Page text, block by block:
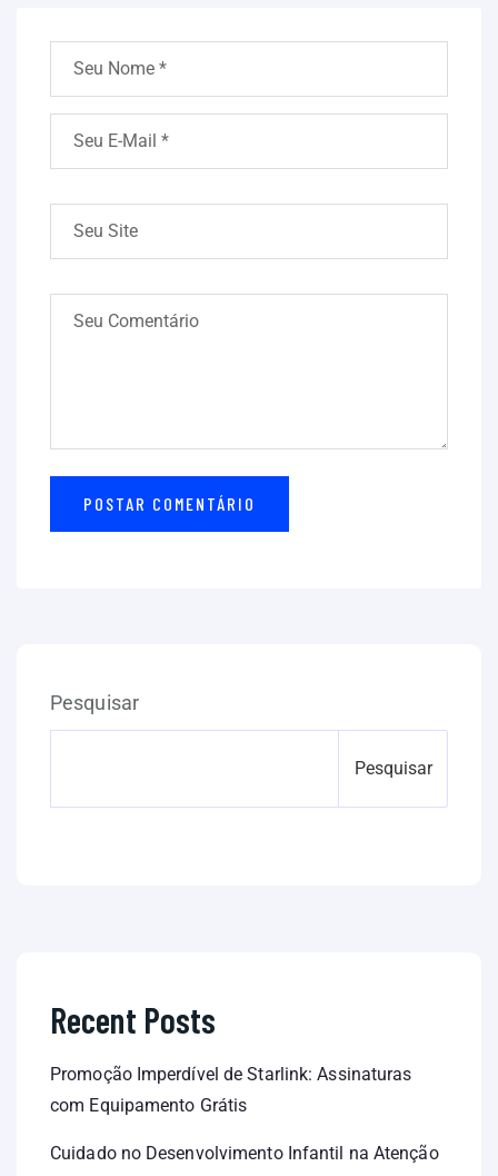
Pesquisar
Pesquisar
Recent Posts
Promoção Imperdível de Starlink: Assinaturas
com Equipamento Grátis
Cuidado no Desenvolvimento Infantil na Atenção